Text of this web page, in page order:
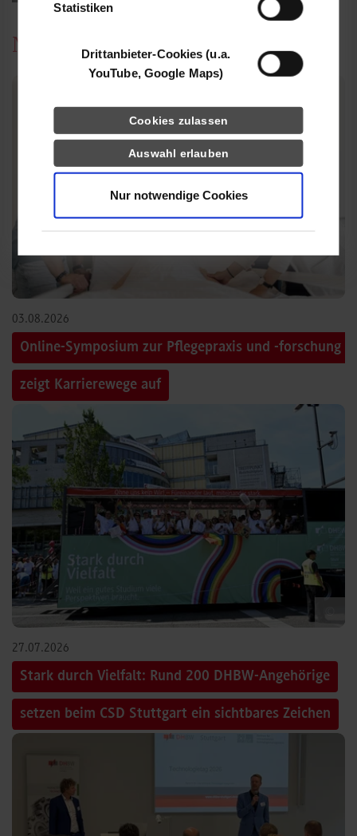
Statistiken
Drittanbieter-Cookies (u.a.
YouTube, Google Maps)
Cookies zulassen
Auswahl erlauben
Nur notwendige Cookies
News
03.08.2026
Online-Symposium zur Pflegepraxis und -forschung
zeigt Karrierewege auf
27.07.2026
Stark durch Vielfalt: Rund 200 DHBW-Angehörige
setzen beim CSD Stuttgart ein sichtbares Zeichen